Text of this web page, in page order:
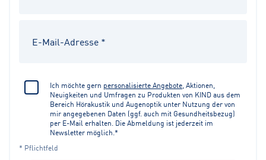
Ich möchte gern personalisierte Angebote, Aktionen,
Neuigkeiten und Umfragen zu Produkten von KIND aus dem
Bereich Hörakustik und Augenoptik unter Nutzung der von
mir angegebenen Daten (ggf. auch mit Gesundheitsbezug)
per E-Mail erhalten. Die Abmeldung ist jederzeit im
Newsletter möglich.*
* Pflichtfeld